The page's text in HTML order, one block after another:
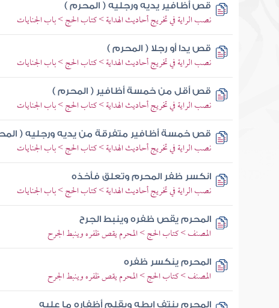
قص أظافير يديه ورجليه ( المحرم )
نصب الراية في تخريج أحاديث الهداية > كتاب الحج > باب الجنايات
قص يدا أو رجلا ( المحرم )
نصب الراية في تخريج أحاديث الهداية > كتاب الحج > باب الجنايات
قص أقل من خمسة أظافير ( المحرم )
نصب الراية في تخريج أحاديث الهداية > كتاب الحج > باب الجنايات
قص خمسة أظافير متفرقة من يديه ورجليه (
نصب الراية في تخريج أحاديث الهداية > كتاب الحج > باب الجنايات
انكسر ظفر المحرم وتعلق فأخذه
نصب الراية في تخريج أحاديث الهداية > كتاب الحج > باب الجنايات
المحرم يقص ظفره وينبط الجرح
المصنف > كتاب الحج > المحرم يقص ظفره وينبط الجرح
المحرم ينكسر ظفره
المصنف > كتاب الحج > المحرم يقص ظفره وينبط الجرح
المحرم ينتف إبطه ويقلم أظفاره ما عليه